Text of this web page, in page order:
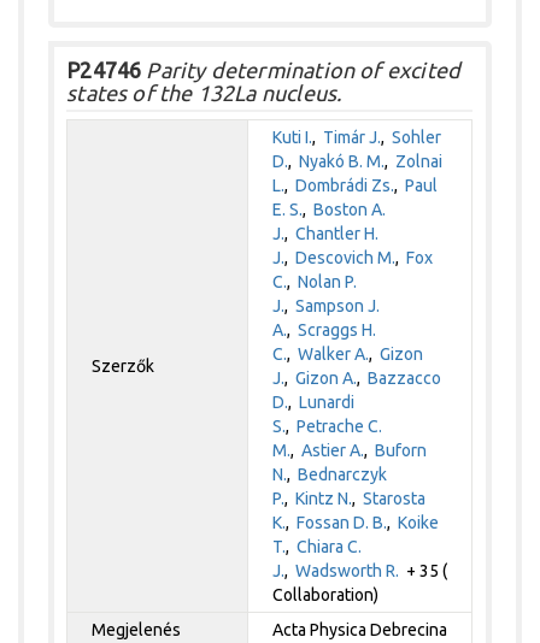
P24746 Parity determination of excited
states of the 132La nucleus.
Szerzők
Kuti I., Timár J.,Sohler
D.,Nyakó B. M., Zolnai
L.,Dombrádi Zs.,Paul
E. S.,Boston A.
J.,Chantler H.
J.,Descovich M.,Fox
C.,Nolan P.
J.,Sampson J.
A.,Scraggs H.
C.,Walker A.,Gizon
J.,Gizon A.,Bazzacco
D.,Lunardi
S.,Petrache C.
M.,Astier A.,Buforn
N.,Bednarczyk
P.,Kintz N.,Starosta
K.,Fossan D. B.,Koike
T.,Chiara C.
J.,Wadsworth R. + 35 (
Collaboration)
Megjelenés
Acta Physica Debrecina